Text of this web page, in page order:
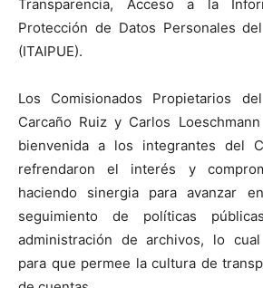
Transparencia, Acceso a la
Protección de Datos Personales
(ITAIPUE).
Los Comisionados Propietarios
Carcaño Ruiz y Carlos
bienvenida a los integrantes del
refrendaron el interés y
haciendo sinergia para avanzar
seguimiento de políticas
administración de archivos, lo
para que permee la cultura de